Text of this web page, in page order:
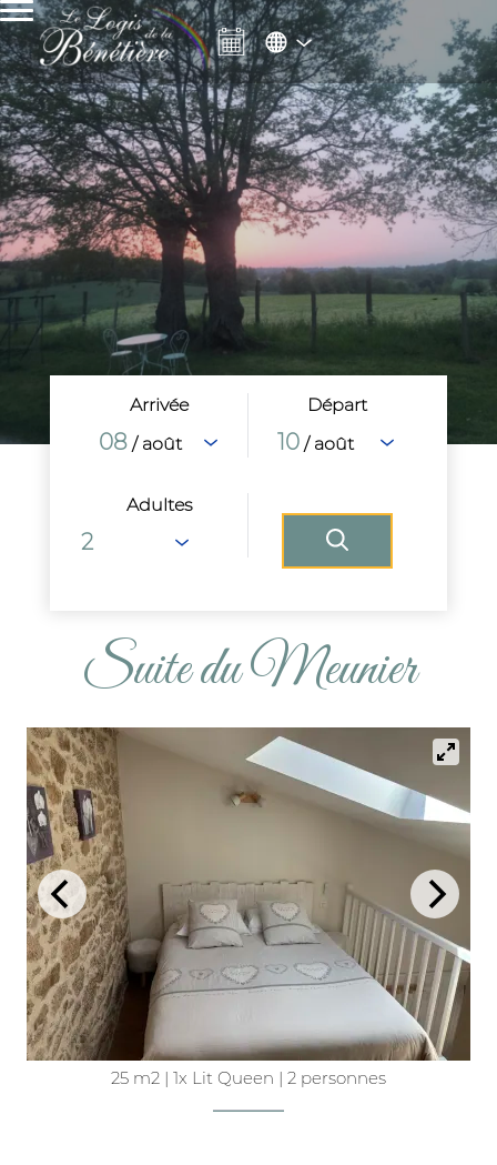
Arrivée
08 / août
Départ
10 / août
Adultes
Suite du Meunier
25 m2 | 1x Lit Queen | 2 personnes